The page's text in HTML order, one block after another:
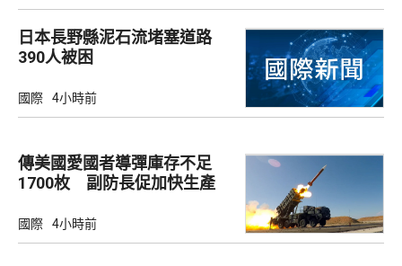
日本長野縣泥石流堵塞道路
390人被困
國際 4小時前
傳美國愛國者導彈庫存不足
1700枚 副防長促加快生產
國際 4小時前